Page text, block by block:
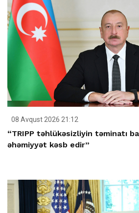
08 Avqust 2026 21:12
“TRIPP təhlükəsizliyin təminatı
əhəmiyyət kəsb edir”